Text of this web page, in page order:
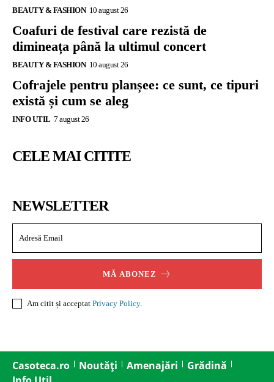
BEAUTY & FASHION 10 august 26
Coafuri de festival care rezistă de
dimineața până la ultimul concert
BEAUTY & FASHION 10 august 26
Cofrajele pentru planșee: ce sunt, ce tipuri
există și cum se aleg
INFO UTIL 7 august 26
CELE MAI CITITE
NEWSLETTER
MĂ ABONEZ
Am citit și acceptat Privacy Policy.
Casoteca.ro Noutăți Amenajări
Grădină